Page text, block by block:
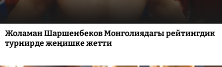
Жоламан Шаршенбеков Монголиядагы рейтингдик
турнирде жеңишке жетти